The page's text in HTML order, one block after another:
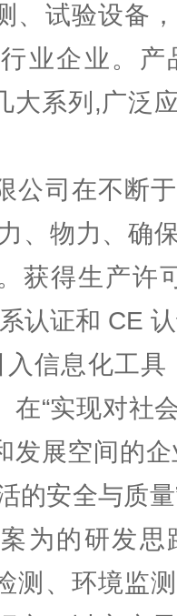
、试验设备
业企业。产
大系列,广泛
公司在不断
、物力、确
获得生产许
系认证和
信息化工具
在“实现对社
发展空间的
的安全与质
为的研发
测、环境监